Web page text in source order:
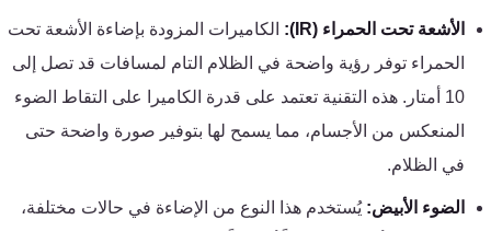
الأشعة تحت الحمراء (IR):
الكاميرات المزودة بإضاءة الأشعة تحت
الحمراء توفر رؤية واضحة في الظلام التام لمسافات قد تصل إلى
10 أمتار. هذه التقنية تعتمد على قدرة الكاميرا على التقاط الضوء
المنعكس من الأجسام، مما يسمح لها بتوفير صورة واضحة حتى
في الظلام.
الضوء الأبيض: يُستخدم هذا النوع من الإضاءة في حالات مختلفة،